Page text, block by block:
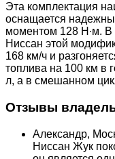
Эта комплектация
оснащается
моментом 128 Н∙м. В
Ниссан этой
168 км/ч и
топлива на 100 км в
л, а в смешанном
Отзывы
Александр,
Ниссан Жук